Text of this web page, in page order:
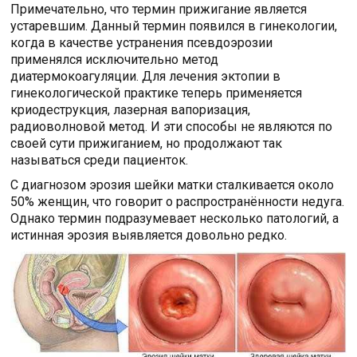
Примечательно, что термин прижигание является
устаревшим. Данный термин появился в гинекологии,
когда в качестве устранения псевдоэрозии
применялся исключительно метод
диатермокоагуляции. Для лечения эктопии в
гинекологической практике теперь применяется
криодеструкция, лазерная вапоризация,
радиоволновой метод. И эти способы не являются по
своей сути прижиганием, но продолжают так
называться среди пациенток.
С диагнозом эрозия шейки матки сталкивается около
50% женщин, что говорит о распространённости недуга.
Однако термин подразумевает несколько патологий, а
истинная эрозия выявляется довольно редко.